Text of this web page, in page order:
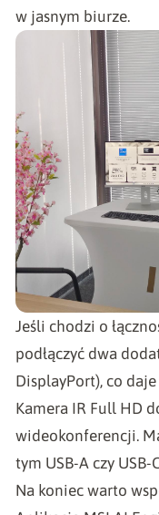
w jasnym biurze.
Jeśli chodzi o
podłączyć dwa
DisplayPort), co
Kamera IR Full HD
wideokonferencji.
tym USB-A czy USB-
Na koniec warto